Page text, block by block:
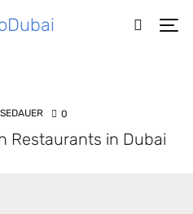
0
Restaurants in Dubai